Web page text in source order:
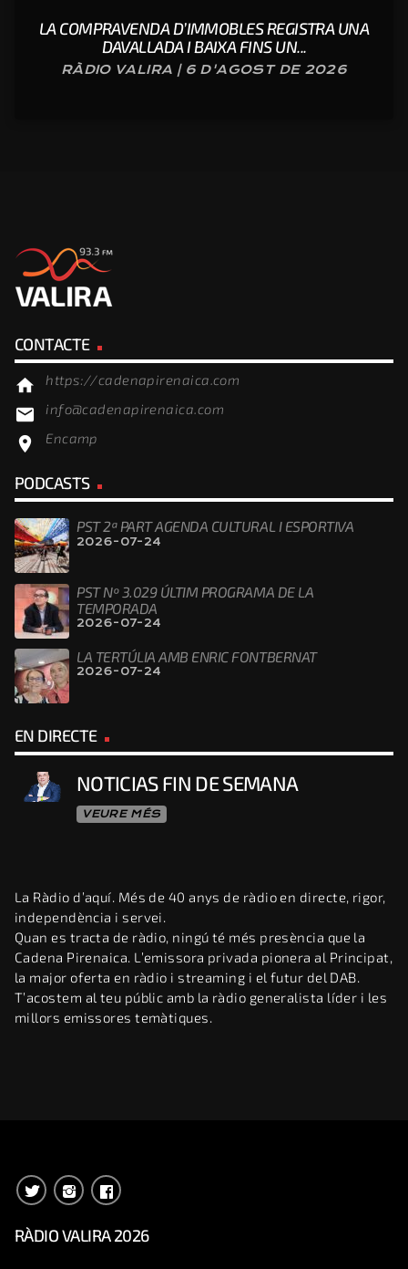
LA COMPRAVENDA D’IMMOBLES REGISTRA UNA
DAVALLADA I BAIXA FINS UN...
RÀDIO VALIRA | 6 D'AGOST DE 2026
CONTACTE
home https://cadenapirenaica.com
email info@cadenapirenaica.com
location_on Encamp
PODCASTS
PST 2ª PART AGENDA CULTURAL I ESPORTIVA
2026-07-24
PST Nº 3.029 ÚLTIM PROGRAMA DE LA
TEMPORADA
2026-07-24
LA TERTÚLIA AMB ENRIC FONTBERNAT
2026-07-24
EN DIRECTE
NOTICIAS FIN DE SEMANA
VEURE MÉS
La Ràdio d’aquí. Més de 40 anys de ràdio en directe, rigor,
independència i servei.
Quan es tracta de ràdio, ningú té més presència que la
Cadena Pirenaica. L’emissora privada pionera al Principat,
la major oferta en ràdio i streaming i el futur del DAB.
T’acostem al teu públic amb la ràdio generalista líder i les
millors emissores temàtiques.
RÀDIO VALIRA 2026